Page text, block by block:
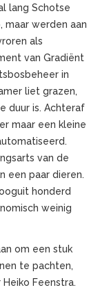
lang Schotse
maar werden aan
als
van Gradiënt
in
liet grazen,
duur is. Achteraf
maar een kleine
van de
een paar dieren.
honderd
weinig
om een stuk
te pachten,
Feenstra.